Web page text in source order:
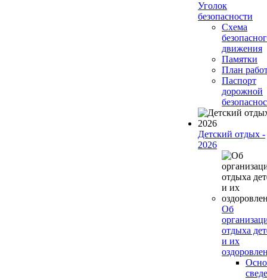
Уголок
безопасности
Схема
движения
Памятки
План
Паспорт
дорожной
Детский отдых -
2026
Об
отдыха
и их